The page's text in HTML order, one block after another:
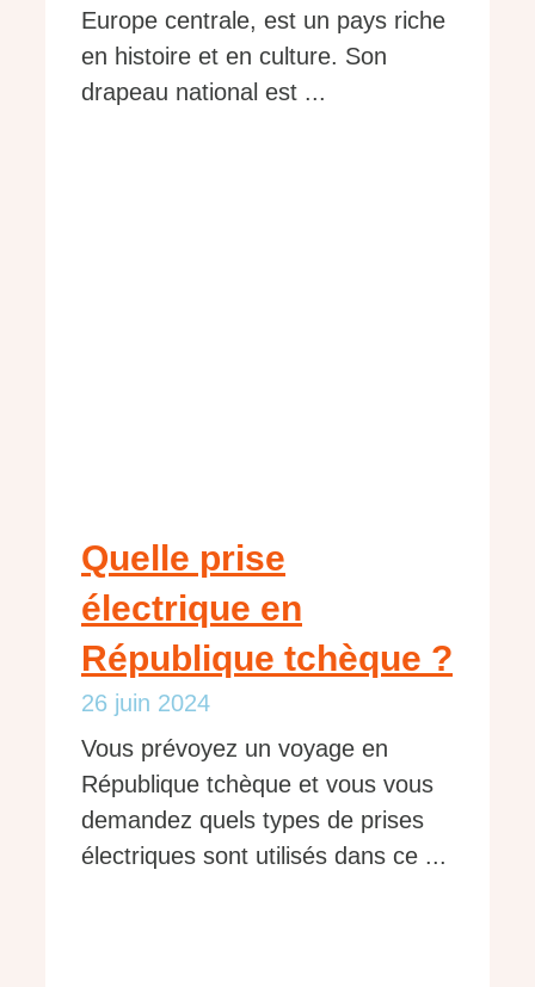
Europe centrale, est un pays riche
en histoire et en culture. Son
drapeau national est ...
Quelle prise
électrique en
République tchèque ?
26 juin 2024
Vous prévoyez un voyage en
République tchèque et vous vous
demandez quels types de prises
électriques sont utilisés dans ce ...